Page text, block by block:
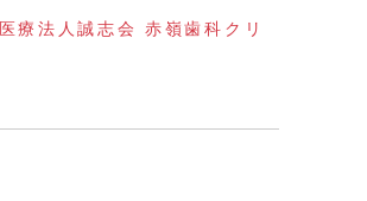
医療法人誠志会 赤嶺歯科クリ